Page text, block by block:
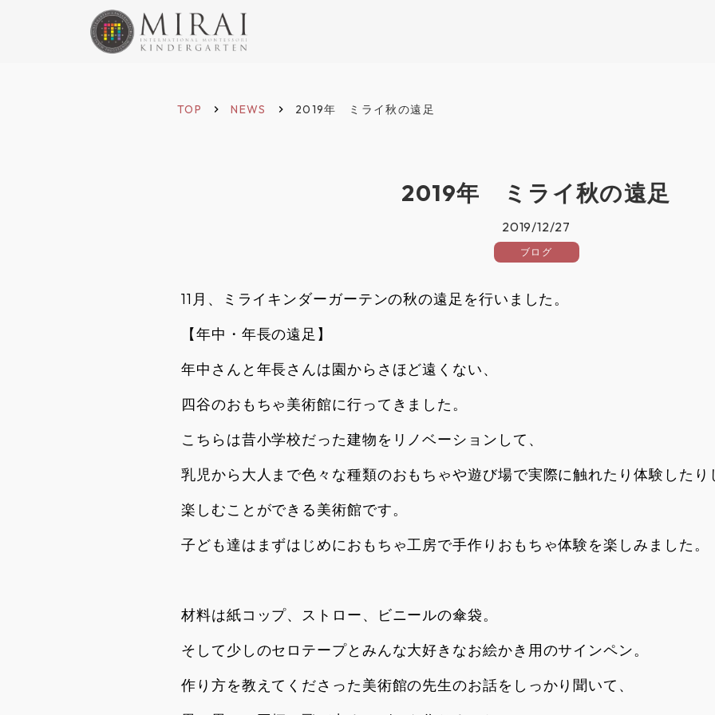
TOP keyboard_arrow_right NEWS keyboard_arrow_right 2019年 ミライ秋の遠足
2019年 ミライ秋の遠足
2019/12/27
ブログ
11月、ミライキンダーガーテンの秋の遠足を行いました。
【年中・年長の遠足】
年中さんと年長さんは園からさほど遠くない、
四谷のおもちゃ美術館に行ってきました。
こちらは昔小学校だった建物をリノベーションして、
乳児から大人まで色々な種類のおもちゃや遊び場で実際に触れたり体験したり
楽しむことができる美術館です。
子ども達はまずはじめにおもちゃ工房で手作りおもちゃ体験を楽しみました。
材料は紙コップ、ストロー、ビニールの傘袋。
そして少しのセロテープとみんな大好きなお絵かき用のサインペン。
作り方を教えてくださった美術館の先生のお話をしっかり聞いて、